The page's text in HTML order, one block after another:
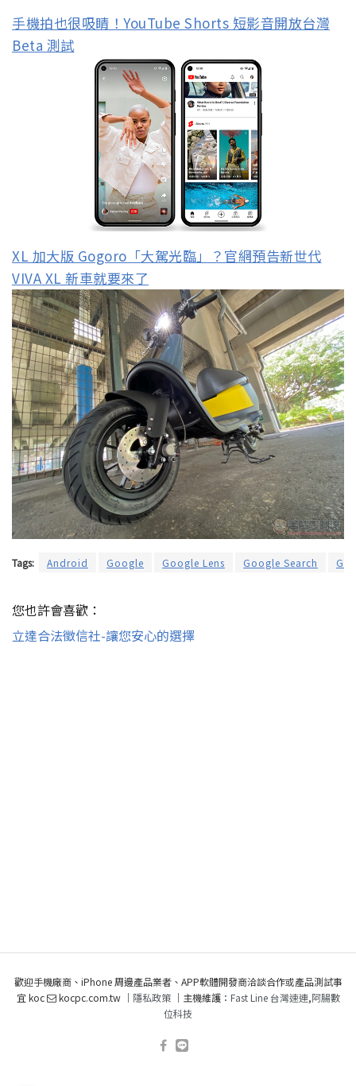
手機拍也很吸睛！YouTube Shorts 短影音開放台灣
Beta 測試
XL 加大版 Gogoro「大駕光臨」？官網預告新世代
VIVA XL 新車就要來了
Tags: Android Google Google Lens Google Search
您也許會喜歡：
立達合法徵信社-讓您安心的選擇
歡迎手機廠商、iPhone 周邊產品業者、APP軟體開發商洽談合作或產品測試事
宜 koc
kocpc.com.tw ｜ 隱私政策｜主機維護： Fast Line 台灣速連,阿腸數
位科技